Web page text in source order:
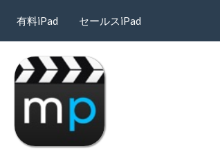
有料iPad セールスiPad